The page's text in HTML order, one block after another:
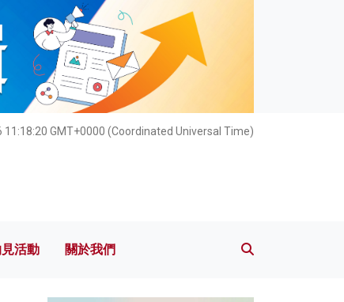
11:18:22 GMT+0000 (Coordinated Universal Time)
灼見活動 關於我們
活動 關於我們